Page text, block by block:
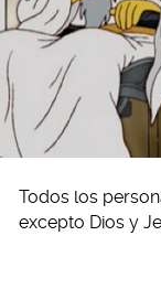
Todos los
excepto Dios y